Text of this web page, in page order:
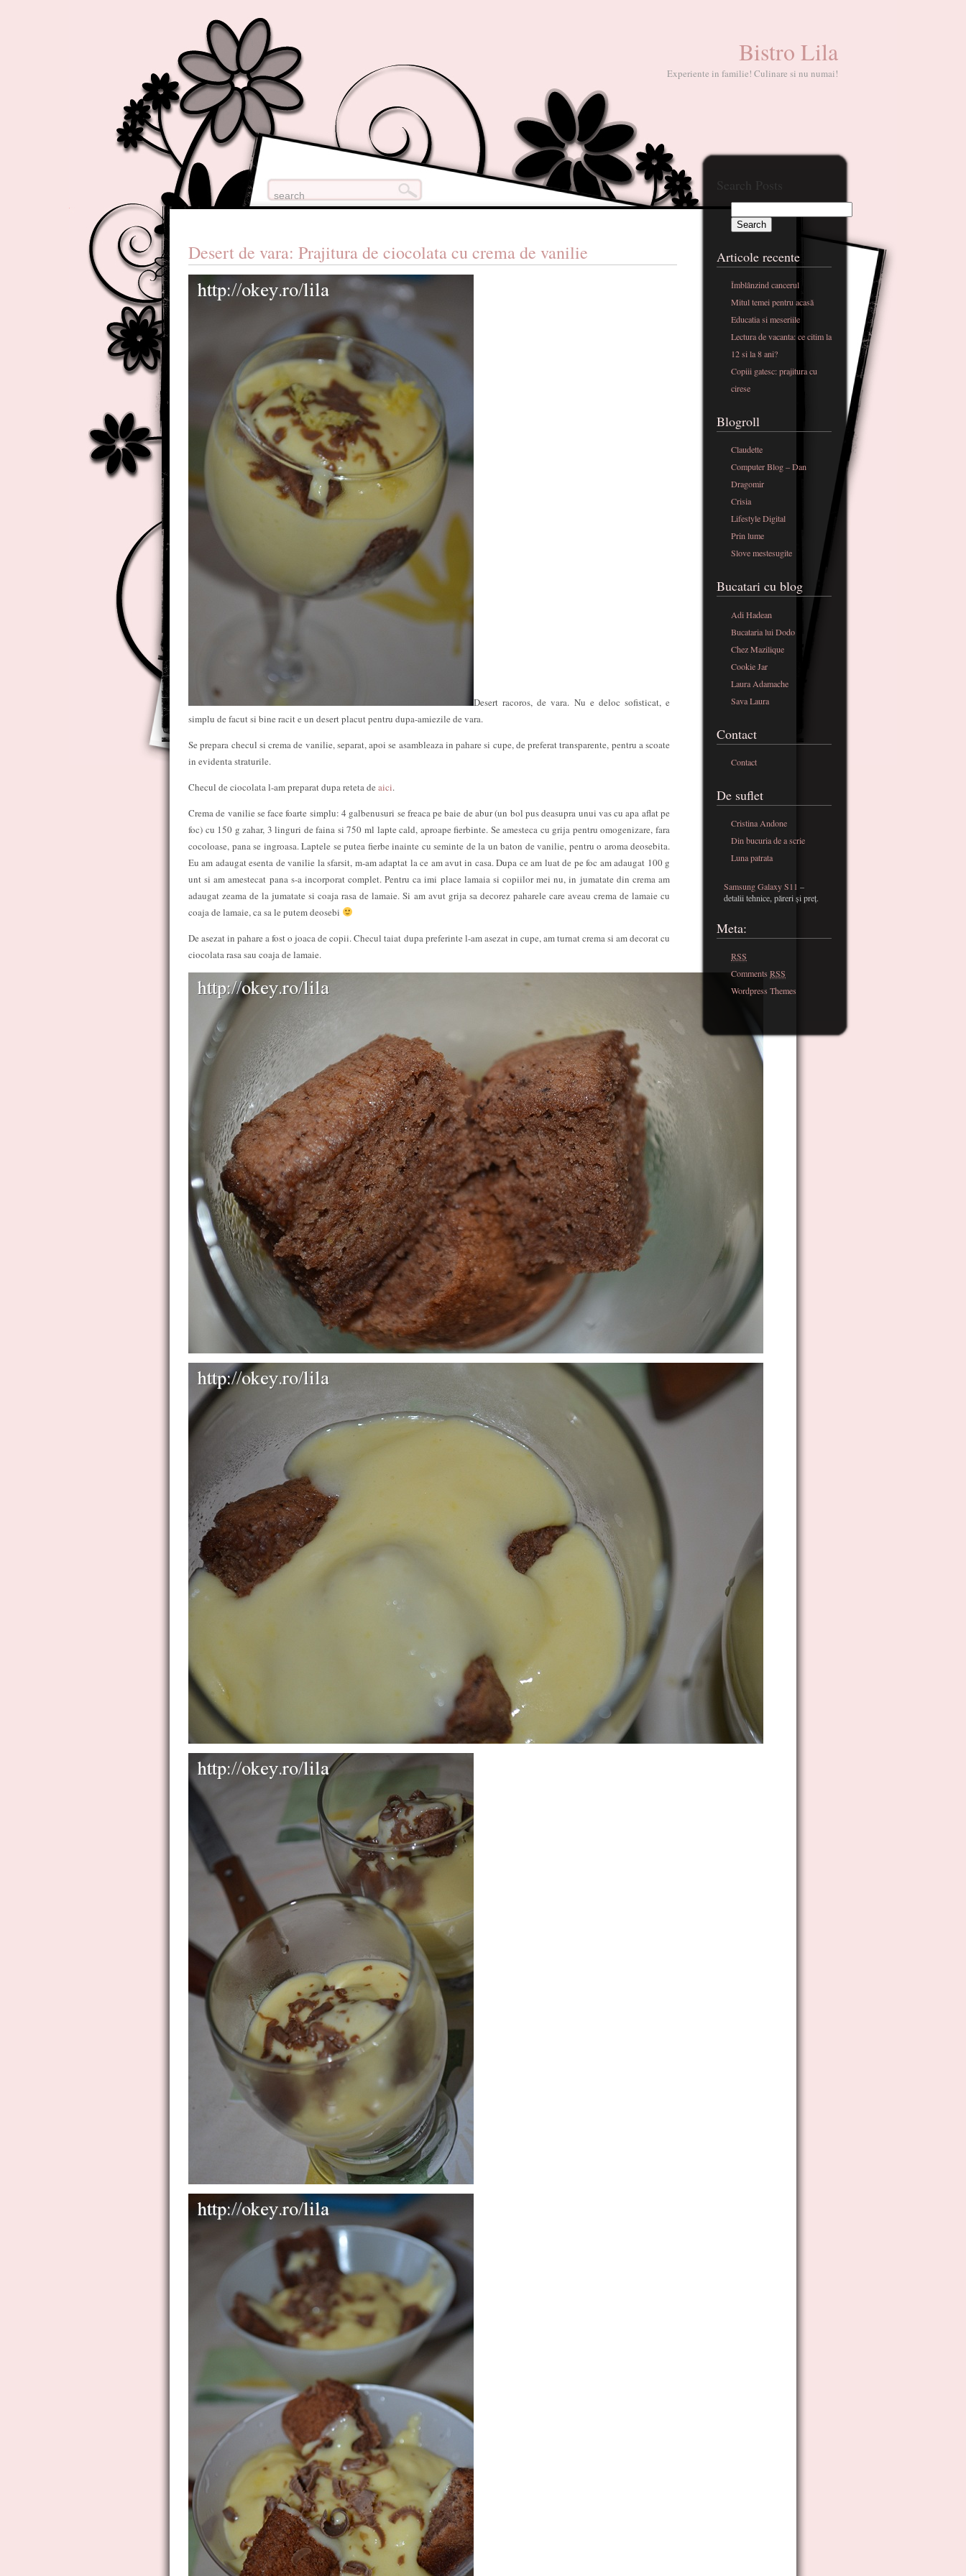
Bistro Lila
Experiente in familie! Culinare si nu numai!
Desert de vara: Prajitura de ciocolata cu crema de vanilie
Desert racoros, de vara. Nu e deloc sofisticat, e
simplu de facut si bine racit e un desert placut pentru dupa-amiezile de vara.
Se prepara checul si crema de vanilie, separat, apoi se asambleaza in pahare si cupe, de preferat transparente, pentru a scoate
in evidenta straturile.
Checul de ciocolata l-am preparat dupa reteta de aici.
Crema de vanilie se face foarte simplu: 4 galbenusuri se freaca pe baie de abur (un bol pus deasupra unui vas cu apa aflat pe
foc) cu 150 g zahar, 3 linguri de faina si 750 ml lapte cald, aproape fierbinte. Se amesteca cu grija pentru omogenizare, fara
cocoloase, pana se ingroasa. Laptele se putea fierbe inainte cu seminte de la un baton de vanilie, pentru o aroma deosebita.
Eu am adaugat esenta de vanilie la sfarsit, m-am adaptat la ce am avut in casa. Dupa ce am luat de pe foc am adaugat 100 g
unt si am amestecat pana s-a incorporat complet. Pentru ca imi place lamaia si copiilor mei nu, in jumatate din crema am
adaugat zeama de la jumatate si coaja rasa de lamaie. Si am avut grija sa decorez paharele care aveau crema de lamaie cu
coaja de lamaie, ca sa le putem deosebi
De asezat in pahare a fost o joaca de copii. Checul taiat dupa preferinte l-am asezat in cupe, am turnat crema si am decorat cu
ciocolata rasa sau coaja de lamaie.
Search Posts
Articole recente
Îmblânzind cancerul
Mitul temei pentru acasă
Educatia si meseriile
Lectura de vacanta: ce citim la
12 si la 8 ani?
Copiii gatesc: prajitura cu
cirese
Blogroll
Claudette
Computer Blog – Dan
Dragomir
Crisia
Lifestyle Digital
Prin lume
Slove mestesugite
Bucatari cu blog
Adi Hadean
Bucataria lui Dodo
Chez Mazilique
Cookie Jar
Laura Adamache
Sava Laura
Contact
Contact
De suflet
Cristina Andone
Din bucuria de a scrie
Luna patrata
Samsung Galaxy S11 –
detalii tehnice, păreri și preț.
Meta:
RSS
Comments RSS
Wordpress Themes